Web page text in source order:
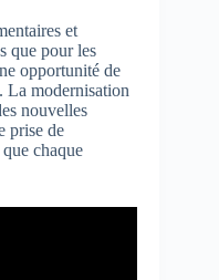
et
que pour les
opportunité de
La modernisation
nouvelles
prise de
chaque